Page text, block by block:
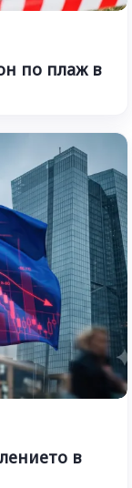
по плаж в
в